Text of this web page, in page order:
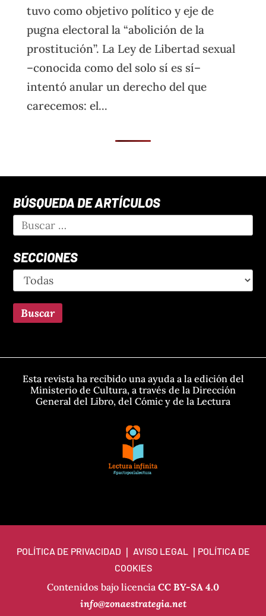
tuvo como objetivo político y eje de
pugna electoral la “abolición de la
prostitución”. La Ley de Libertad sexual
–conocida como del solo sí es sí–
intentó anular un derecho del que
carecemos: el...
BÚSQUEDA DE ARTÍCULOS
SECCIONES
Esta revista ha recibido una ayuda a la edición del
Ministerio de Cultura, a través de la Dirección
General del Libro, del Cómic y de la Lectura
POLÍTICA DE PRIVACIDAD | AVISO LEGAL| POLÍTICA DE
COOKIES
Contenidos bajo licencia CC BY-SA 4.0
info@zonaestrategia.net